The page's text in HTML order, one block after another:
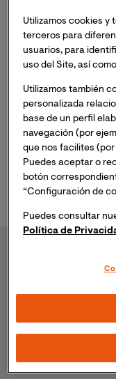
distintos proyectos
30 publicaciones
la epidemiología de
medidas de
biológicas; genética y
no transmisibles así
por la exposición a
perinatal. He
Instituto de
de Friburgo, el
Pi i Sunyer del
Valencia y el Instituto
Utilizamos cookies y
terceros para
usuarios, para
uso del Site, así
Utilizamos también
personalizada
base de un perfil
navegación (por
que nos facilites
Puedes aceptar o
botón
“Configuración de
Puedes consultar
Política de